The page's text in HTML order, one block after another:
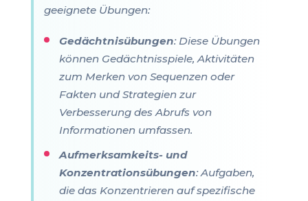
geeignete Übungen:
Gedächtnisübungen: Diese Übungen
können Gedächtnisspiele, Aktivitäten
zum Merken von Sequenzen oder
Fakten und Strategien zur
Verbesserung des Abrufs von
Informationen umfassen.
Aufmerksamkeits- und
Konzentrationsübungen: Aufgaben,
die das Konzentrieren auf spezifische